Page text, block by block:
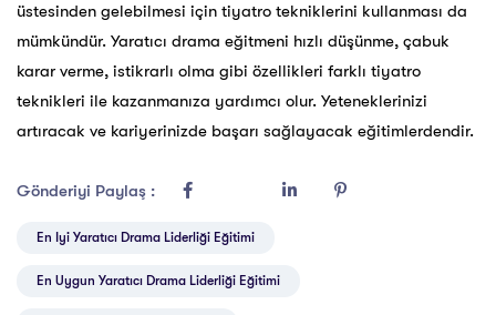
üstesinden gelebilmesi için tiyatro tekniklerini kullanması da
mümkündür. Yaratıcı drama eğitmeni hızlı düşünme, çabuk
karar verme, istikrarlı olma gibi özellikleri farklı tiyatro
teknikleri ile kazanmanıza yardımcı olur. Yeteneklerinizi
artıracak ve kariyerinizde başarı sağlayacak eğitimlerdendir.
Gönderiyi Paylaş :
En Iyi Yaratıcı Drama Liderliği Eğitimi
En Uygun Yaratıcı Drama Liderliği Eğitimi